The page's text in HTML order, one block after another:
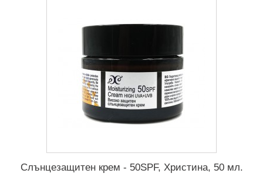
Слънцезащитен крем - 50SPF, Христина, 50 мл.